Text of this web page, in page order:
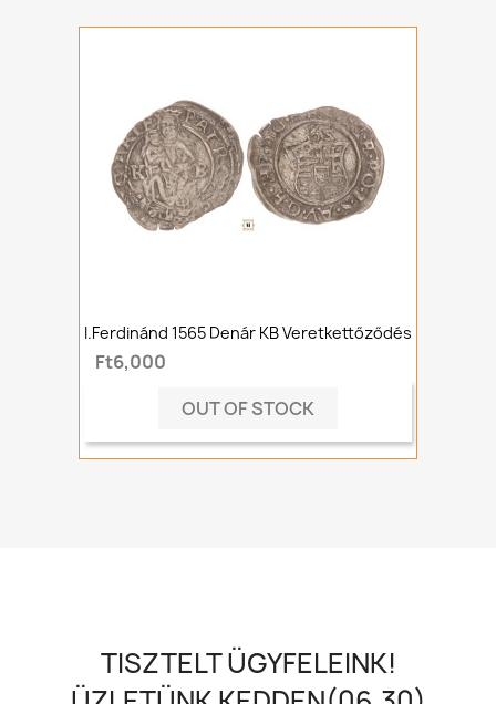
I.Ferdinánd 1565 Denár KB Veretkettőződés
Ft6,000
OUT OF STOCK
TISZTELT ÜGYFELEINK!